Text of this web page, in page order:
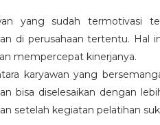
yang sudah termotivasi
di perusahaan tertentu. Hal
mempercepat kinerjanya.
karyawan yang
bisa diselesaikan dengan
setelah kegiatan pelatihan